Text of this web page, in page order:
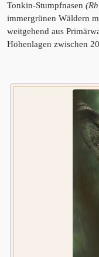
Tonkin-Stumpfnasen
immergrünen Wäldern
weitgehend aus
Höhenlagen zwischen